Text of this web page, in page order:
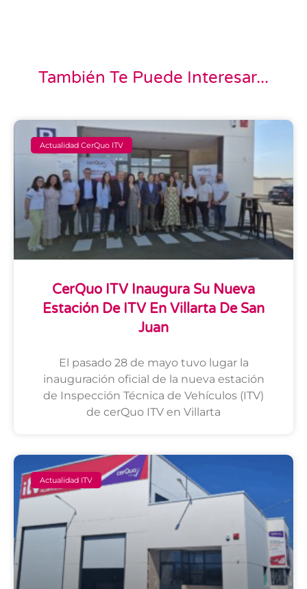
También Te Puede Interesar...
Actualidad CerQuo ITV
CerQuo ITV Inaugura Su Nueva
Estación De ITV En Villarta De San
Juan
El pasado 28 de mayo tuvo lugar la
inauguración oficial de la nueva estación
de Inspección Técnica de Vehículos (ITV)
de cerQuo ITV en Villarta
Actualidad ITV